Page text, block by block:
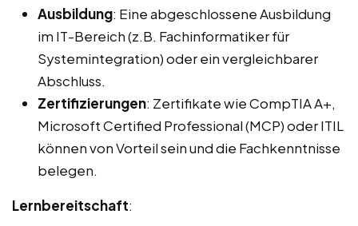
Ausbildung: Eine abgeschlossene Ausbildung
im IT-Bereich (z.B. Fachinformatiker für
Systemintegration) oder ein vergleichbarer
Abschluss.
Zertifizierungen: Zertifikate wie CompTIA A+,
Microsoft Certified Professional (MCP) oder ITIL
können von Vorteil sein und die Fachkenntnisse
belegen.
Lernbereitschaft: